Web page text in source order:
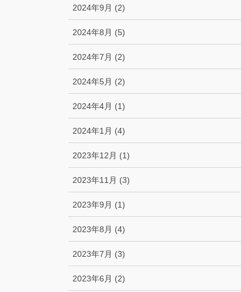
2024年9月 (2)
2024年8月 (5)
2024年7月 (2)
2024年5月 (2)
2024年4月 (1)
2024年1月 (4)
2023年12月 (1)
2023年11月 (3)
2023年9月 (1)
2023年8月 (4)
2023年7月 (3)
2023年6月 (2)